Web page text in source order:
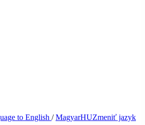
to English /MagyarHUZmeniť jazyk